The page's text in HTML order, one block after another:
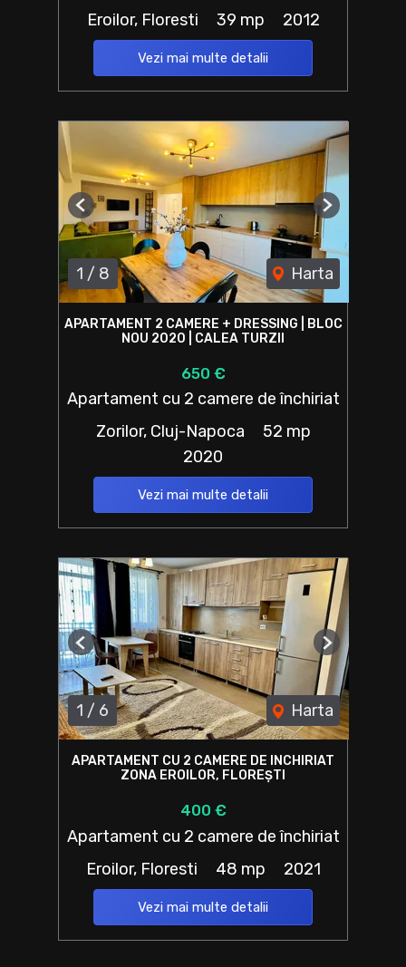
Eroilor, Floresti
39 mp 2012
Vezi mai multe detalii
1 / 8 Harta
Previous Next
APARTAMENT 2 CAMERE + DRESSING | BLOC
NOU 2020 | CALEA TURZII
650 €
Apartament cu 2 camere de închiriat
Zorilor, Cluj-Napoca
52 mp
2020
Vezi mai multe detalii
1 / 6 Harta
Previous Next
APARTAMENT CU 2 CAMERE DE INCHIRIAT
ZONA EROILOR, FLOREȘTI
400 €
Apartament cu 2 camere de închiriat
Eroilor, Floresti
48 mp 2021
Vezi mai multe detalii